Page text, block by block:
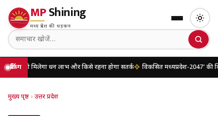
MPShining
मध्य प्रदेश की धड़कन
ब्रेकिंगधन लाभ और किसे रहना होगा सतर्क विकसित मध्यप्रदेश-2047’ की वित्तीय
मुख्य पृष्ठ › उत्तर प्रदेश